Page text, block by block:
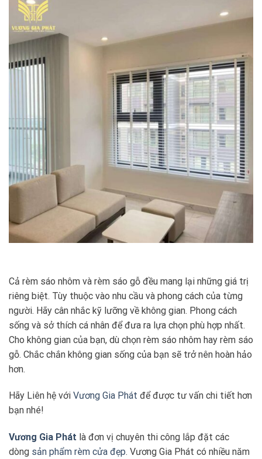
Cả rèm sáo nhôm và rèm sáo gỗ đều mang lại những giá trị
riêng biệt. Tùy thuộc vào nhu cầu và phong cách của từng
người. Hãy cân nhắc kỹ lưỡng về không gian. Phong cách
sống và sở thích cá nhân để đưa ra lựa chọn phù hợp nhất.
Cho không gian của bạn, dù chọn rèm sáo nhôm hay rèm sáo
gỗ. Chắc chắn không gian sống của bạn sẽ trở nên hoàn hảo
hơn.
Hãy Liên hệ với Vương Gia Phát để được tư vấn chi tiết hơn
bạn nhé!
Vương Gia Phát là đơn vị chuyên thi công lắp đặt các
dòng sản phẩm rèm cửa đẹp. Vương Gia Phát có nhiều năm